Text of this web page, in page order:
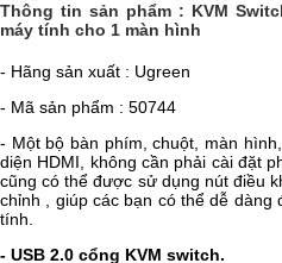
Thông tin sản phẩm : KVM
máy tính cho 1 màn hình
- Hãng sản xuất : Ugreen
- Mã sản phẩm : 50744
- Một bộ bàn phím, chuột, màn
diện HDMI, không cần phải cài đặt
cũng có thể được sử dụng nút điều
chỉnh , giúp các bạn có thể dễ dàng
tính.
- USB 2.0 cổng KVM switch.